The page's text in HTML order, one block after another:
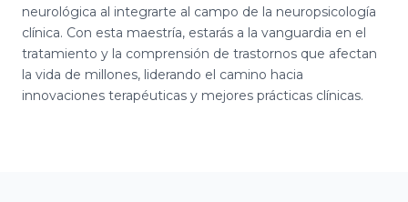
neurológica al integrarte al campo de la neuropsicología
clínica. Con esta maestría, estarás a la vanguardia en el
tratamiento y la comprensión de trastornos que afectan
la vida de millones, liderando el camino hacia
innovaciones terapéuticas y mejores prácticas clínicas.